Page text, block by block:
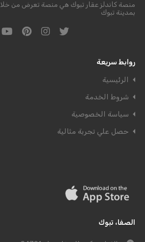
منصة كاندلز عقار تبوك هي منصة تعرض من
بمدينة تبوك
روابط سريعة
الرئيسية
شروط الخدمة
سياسة الخصوصية
حصل علي تجربة مثالية
الصفا، تبوك